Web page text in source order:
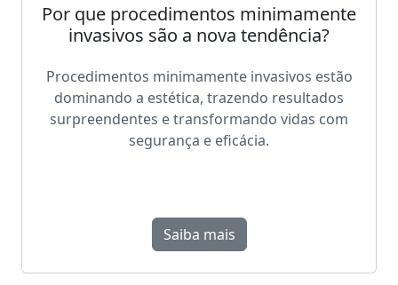
Por que procedimentos minimamente
invasivos são a nova tendência?
Procedimentos minimamente invasivos estão
dominando a estética, trazendo resultados
surpreendentes e transformando vidas com
segurança e eficácia.
Saiba mais